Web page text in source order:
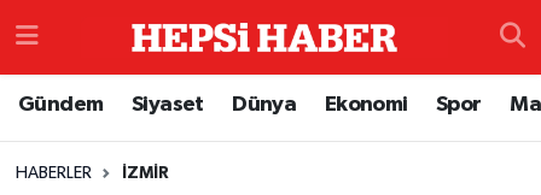
Gündem Siyaset Dünya Ekonomi Spor
HABERLER İZMIR